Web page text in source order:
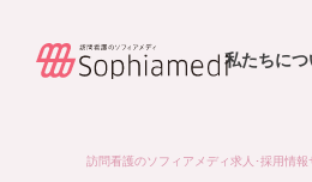
私たちにつ
訪問看護のソフィアメディ求人･採用情報